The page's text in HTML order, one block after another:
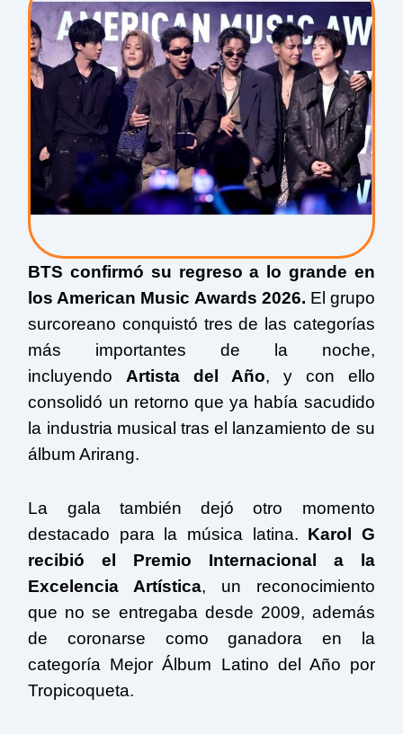
BTS confirmó su regreso a lo grande en
los American Music Awards 2026. El grupo
surcoreano conquistó tres de las categorías
más importantes de la noche,
incluyendo Artista del Año, y con ello
consolidó un retorno que ya había sacudido
la industria musical tras el lanzamiento de su
álbum Arirang.
La gala también dejó otro momento
destacado para la música latina. Karol G
recibió el Premio Internacional a la
Excelencia Artística, un reconocimiento
que no se entregaba desde 2009, además
de coronarse como ganadora en la
categoría Mejor Álbum Latino del Año por
Tropicoqueta.